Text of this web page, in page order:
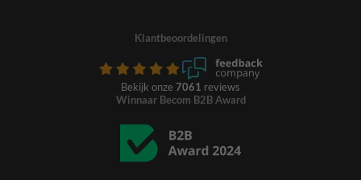
Klantbeoordelingen
Bekijk onze 7061 reviews
Winnaar Becom B2B Award